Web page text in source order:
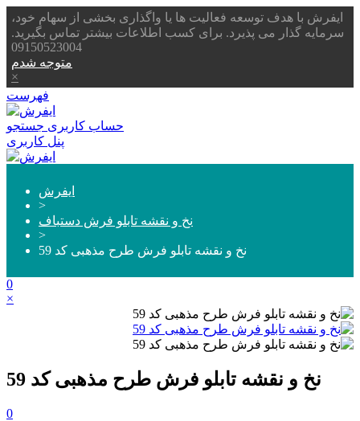
ایفرش با هدف توسعه فعالیت ها یا واگذاری بخشی از سهام خود،
سرمایه گذار می پذیرد. برای کسب اطلاعات بیشتر تماس بگیرید.
09150523004
متوجه شدم
×
فهرست
حساب کاربری جستجو
پنل کاربری
ایفرش
>
نخ و نقشه تابلو فرش دستباف
>
نخ و نقشه تابلو فرش طرح مذهبی کد 59
0
×
نخ و نقشه تابلو فرش طرح مذهبی کد 59
0